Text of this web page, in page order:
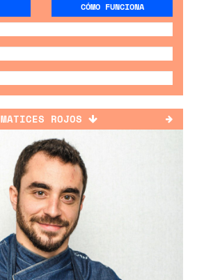
CÓMO FUNCIONA
MATICES ROJOS